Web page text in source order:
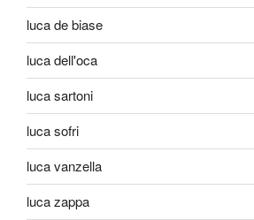
luca de biase
luca dell'oca
luca sartoni
luca sofri
luca vanzella
luca zappa